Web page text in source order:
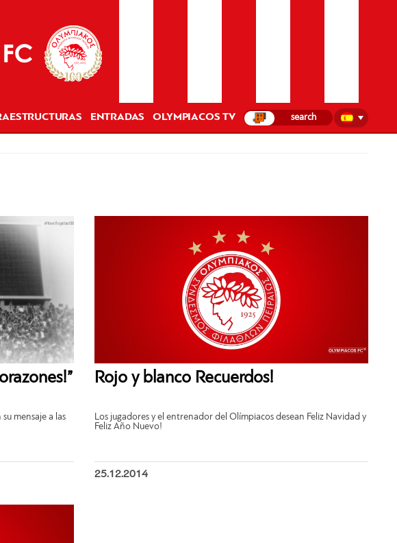
ENTRADAS OLYMPIACOS TV
mensaje a las
Rojo y blanco Recuerdos!
Los jugadores y el entrenador del Olímpiacos desean Feliz Navidad y
Feliz Año Nuevo!
25.12.2014